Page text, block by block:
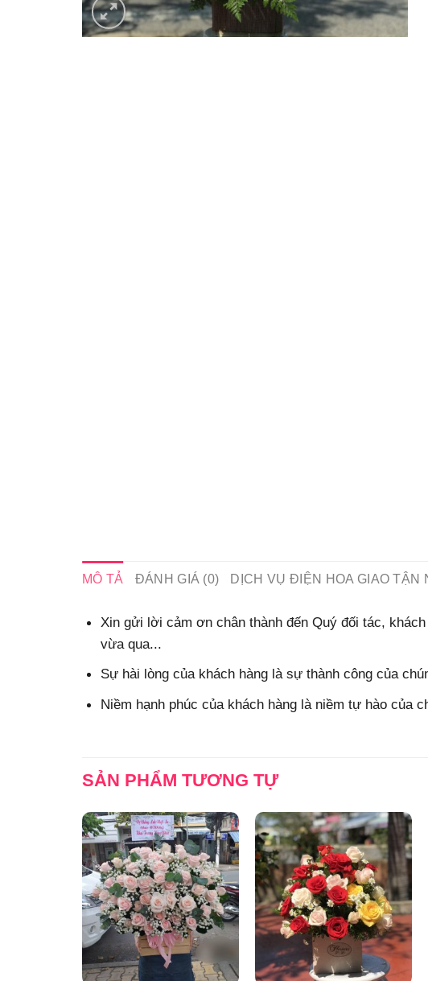
MÔ TẢ ĐÁNH GIÁ (0) DỊCH VỤ ĐIỆN HOA GIAO TẬN
Xin gửi lời cảm ơn chân thành đến Quý đối tác,
vừa qua...
Sự hài lòng của khách hàng là sự thành công của
Niềm hạnh phúc của khách hàng là niềm tự hào của
SẢN PHẨM TƯƠNG TỰ